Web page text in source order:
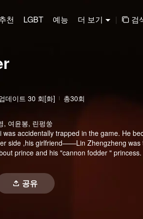
천 LGBT 예능 더 보기 | 검
데이트 30 회[화] 총30회
, 여윤봉, 린펑쑹
was accidentally trapped in the game. He
side ,his girlfriend——Lin Zhengzheng
prince and his "cannon fodder " princess.
공유